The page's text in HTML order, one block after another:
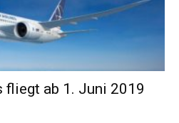
und
ab 1. Juni 2019